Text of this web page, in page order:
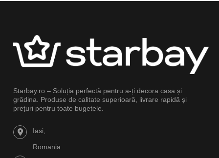
Starbay.ro – Soluția perfectă pentru a-ți decora casa și
grădina. Produse de calitate superioară, livrare rapidă și
prețuri pentru toate bugetele.
Iasi,
Romania